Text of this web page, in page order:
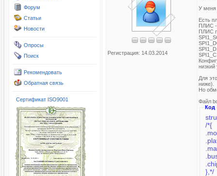
Форум
Статьи
Новости
Опросы
Поиск
Рекомендовать
Обратная связь
Сертификат ISO9001
Регистрация: 14.03.2014
У меня
Есть
ПЛИС -
ПЛИС
низкий
Для
ниже).
Но
Файл
Код
/*{
},*/